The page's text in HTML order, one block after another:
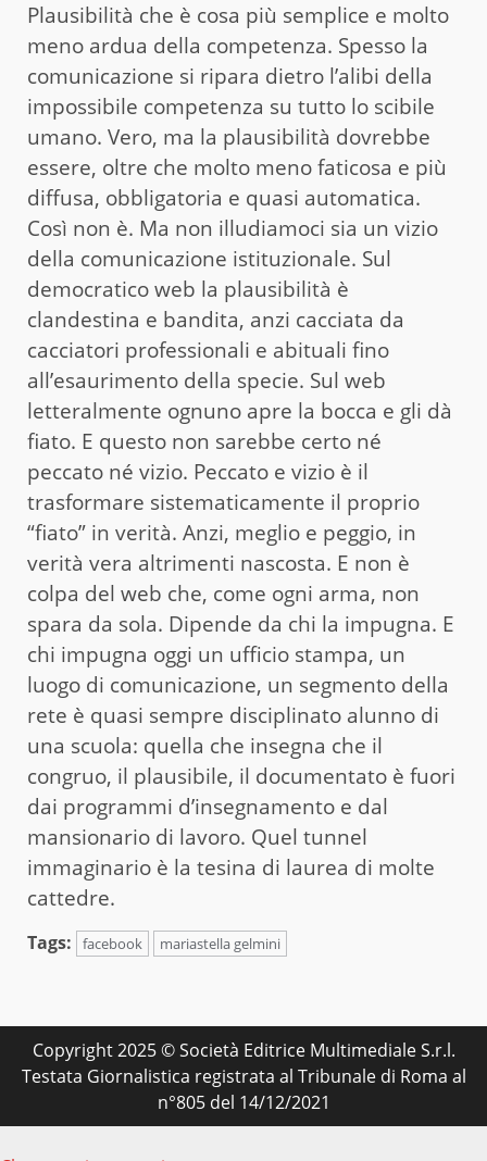
Plausibilità che è cosa più semplice e molto
meno ardua della competenza. Spesso la
comunicazione si ripara dietro l’alibi della
impossibile competenza su tutto lo scibile
umano. Vero, ma la plausibilità dovrebbe
essere, oltre che molto meno faticosa e più
diffusa, obbligatoria e quasi automatica.
Così non è. Ma non illudiamoci sia un vizio
della comunicazione istituzionale. Sul
democratico web la plausibilità è
clandestina e bandita, anzi cacciata da
cacciatori professionali e abituali fino
all’esaurimento della specie. Sul web
letteralmente ognuno apre la bocca e gli dà
fiato. E questo non sarebbe certo né
peccato né vizio. Peccato e vizio è il
trasformare sistematicamente il proprio
“fiato” in verità. Anzi, meglio e peggio, in
verità vera altrimenti nascosta. E non è
colpa del web che, come ogni arma, non
spara da sola. Dipende da chi la impugna. E
chi impugna oggi un ufficio stampa, un
luogo di comunicazione, un segmento della
rete è quasi sempre disciplinato alunno di
una scuola: quella che insegna che il
congruo, il plausibile, il documentato è fuori
dai programmi d’insegnamento e dal
mansionario di lavoro. Quel tunnel
immaginario è la tesina di laurea di molte
cattedre.
Tags: facebook mariastella gelmini
Copyright 2025 © Società Editrice Multimediale S.r.l.
Testata Giornalistica registrata al Tribunale di Roma al
n°805 del 14/12/2021